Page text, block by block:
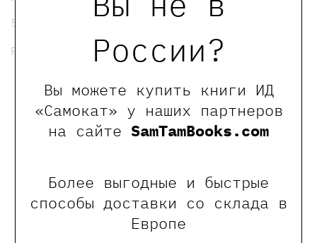
России?
Вы можете купить книги ИД
«Самокат» у наших партнеров
на сайте SamTamBooks.com
Более выгодные и быстрые
способы доставки со склада в
Европе
5+
Регистрация необходима только для ребенка
Отзывы
0
Оставить отзыв
Обращаем Ваше внимание, что отзывы могут